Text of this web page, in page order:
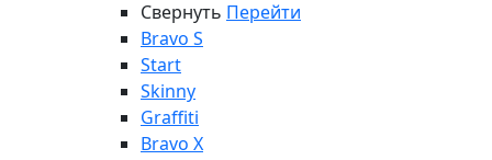
Свернуть Перейти
Bravo S
Start
Skinny
Graffiti
Bravo X